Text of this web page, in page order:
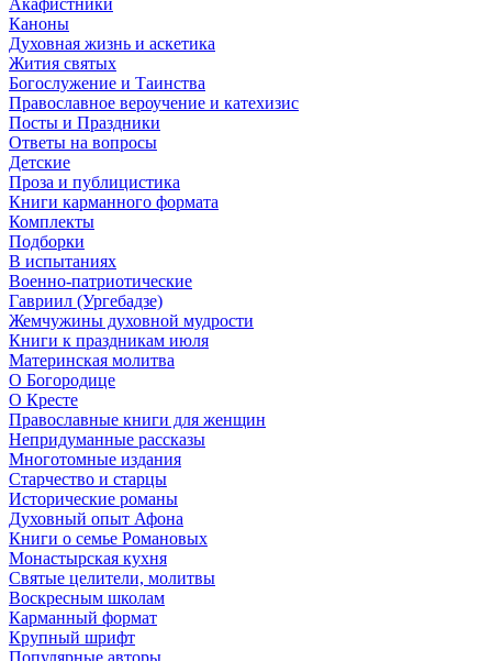
Акафистники
Каноны
Духовная жизнь и аскетика
Жития святых
Богослужение и Таинства
Православное вероучение и катехизис
Посты и Праздники
Ответы на вопросы
Детские
Проза и публицистика
Книги карманного формата
Комплекты
Подборки
В испытаниях
Военно-патриотические
Гавриил (Ургебадзе)
Жемчужины духовной мудрости
Книги к праздникам июля
Материнская молитва
О Богородице
О Кресте
Православные книги для женщин
Непридуманные рассказы
Многотомные издания
Старчество и старцы
Исторические романы
Духовный опыт Афона
Книги о семье Романовых
Монастырская кухня
Святые целители, молитвы
Воскресным школам
Карманный формат
Крупный шрифт
Популярные авторы